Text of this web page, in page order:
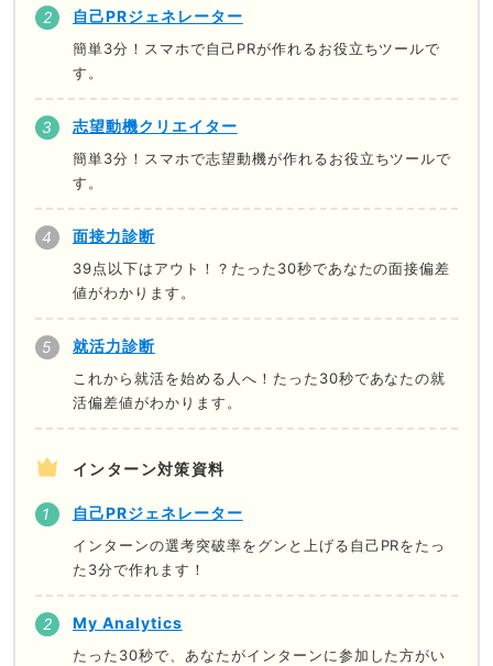
自己PRジェネレーター
簡単3分！スマホで自己PRが作れるお役立ちツールで
す。
志望動機クリエイター
簡単3分！スマホで志望動機が作れるお役立ちツールで
す。
面接力診断
39点以下はアウト！？たった30秒であなたの面接偏差
値がわかります。
就活力診断
これから就活を始める人へ！たった30秒であなたの就
活偏差値がわかります。
インターン対策資料
自己PRジェネレーター
インターンの選考突破率をグンと上げる自己PRをたっ
た3分で作れます！
My Analytics
たった30秒で、あなたがインターンに参加した方がい